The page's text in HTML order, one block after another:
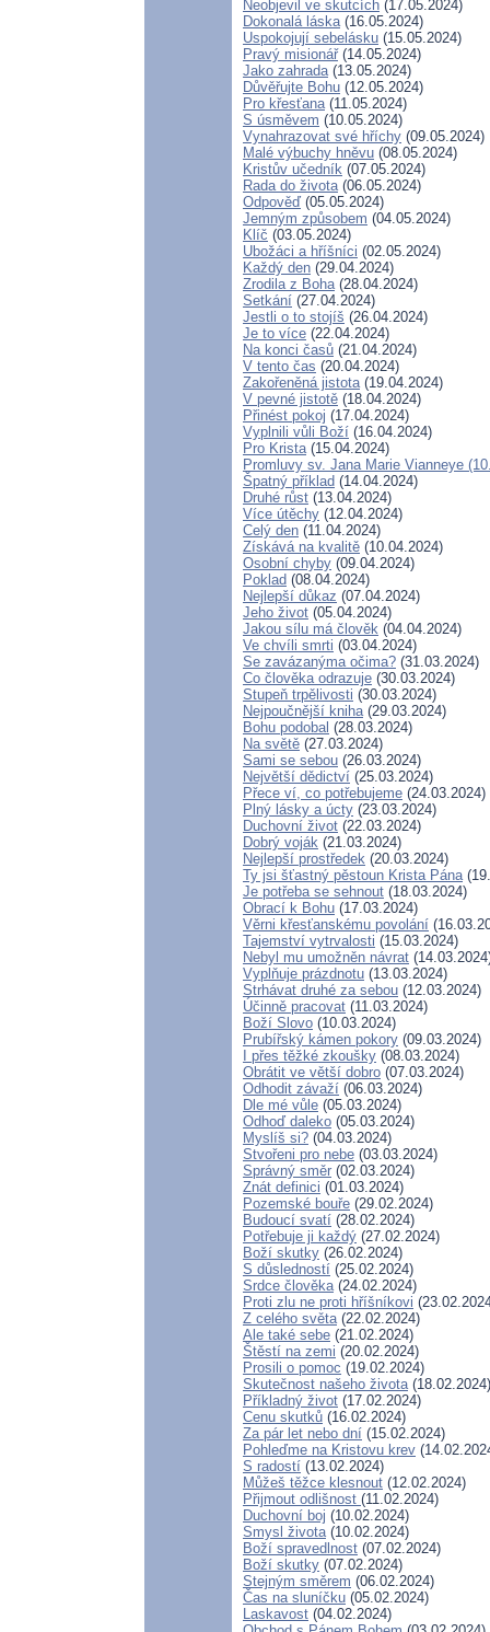
Neobjevil ve skutcích (17.05.2024)
Dokonalá láska(16.05.2024)
Uspokojují sebelásku (15.05.2024)
Pravý misionář(14.05.2024)
Jako zahrada(13.05.2024)
Důvěřujte Bohu (12.05.2024)
Pro křesťana(11.05.2024)
S úsměvem (10.05.2024)
Vynahrazovat své hříchy (09.05.2024)
Malé výbuchy hněvu (08.05.2024)
Kristův učedník (07.05.2024)
Rada do života(06.05.2024)
Odpověď (05.05.2024)
Jemným způsobem (04.05.2024)
Klíč (03.05.2024)
Ubožáci a hříšníci (02.05.2024)
Každý den (29.04.2024)
Zrodila z Boha(28.04.2024)
Setkání (27.04.2024)
Jestli o to stojíš (26.04.2024)
Je to více (22.04.2024)
Na konci časů (21.04.2024)
V tento čas (20.04.2024)
Zakořeněná jistota(19.04.2024)
V pevné jistotě (18.04.2024)
Přinést pokoj (17.04.2024)
Vyplnili vůli Boží (16.04.2024)
Pro Krista(15.04.2024)
Promluvy sv. Jana Marie Vianneye
Špatný příklad (14.04.2024)
Druhé růst (13.04.2024)
Více útěchy (12.04.2024)
Celý den (11.04.2024)
Získává na kvalitě (10.04.2024)
Osobní chyby (09.04.2024)
Poklad (08.04.2024)
Nejlepší důkaz (07.04.2024)
Jeho život (05.04.2024)
Jakou sílu má člověk (04.04.2024)
Ve chvíli smrti (03.04.2024)
Se zavázanýma očima? (31.03.2024)
Co člověka odrazuje (30.03.2024)
Stupeň trpělivosti (30.03.2024)
Nejpoučnější kniha(29.03.2024)
Bohu podobal (28.03.2024)
Na světě (27.03.2024)
Sami se sebou (26.03.2024)
Největší dědictví (25.03.2024)
Přece ví, co potřebujeme (24.03.2024)
Plný lásky a úcty (23.03.2024)
Duchovní život (22.03.2024)
Dobrý voják (21.03.2024)
Nejlepší prostředek (20.03.2024)
Ty jsi šťastný pěstoun Krista Pána
Je potřeba se sehnout (18.03.2024)
Obrací k Bohu (17.03.2024)
Věrni křesťanskému povolání
Tajemství vytrvalosti (15.03.2024)
Nebyl mu umožněn návrat
Vyplňuje prázdnotu (13.03.2024)
Strhávat druhé za sebou (12.03.2024)
Účinně pracovat (11.03.2024)
Boží Slovo (10.03.2024)
Prubířský kámen pokory (09.03.2024)
I přes těžké zkoušky (08.03.2024)
Obrátit ve větší dobro (07.03.2024)
Odhodit závaží (06.03.2024)
Dle mé vůle (05.03.2024)
Odhoď daleko (05.03.2024)
Myslíš si? (04.03.2024)
Stvořeni pro nebe (03.03.2024)
Správný směr (02.03.2024)
Znát definici (01.03.2024)
Pozemské bouře (29.02.2024)
Budoucí svatí (28.02.2024)
Potřebuje ji každý (27.02.2024)
Boží skutky (26.02.2024)
S důsledností (25.02.2024)
Srdce člověka(24.02.2024)
Proti zlu ne proti hříšníkovi
Z celého světa(22.02.2024)
Ale také sebe (21.02.2024)
Štěstí na zemi (20.02.2024)
Prosili o pomoc (19.02.2024)
Skutečnost našeho života(18.02.2024)
Příkladný život (17.02.2024)
Cenu skutků (16.02.2024)
Za pár let nebo dní (15.02.2024)
Pohleďme na Kristovu krev
S radostí (13.02.2024)
Můžeš těžce klesnout (12.02.2024)
Přijmout odlišnost (11.02.2024)
Duchovní boj (10.02.2024)
Smysl života(10.02.2024)
Boží spravedlnost (07.02.2024)
Boží skutky (07.02.2024)
Stejným směrem (06.02.2024)
Čas na sluníčku (05.02.2024)
Laskavost (04.02.2024)